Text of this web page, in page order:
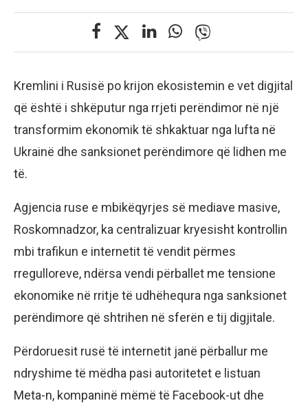
Kremlini i Rusisë po krijon ekosistemin e vet digjital
që është i shkëputur nga rrjeti perëndimor në një
transformim ekonomik të shkaktuar nga lufta në
Ukrainë dhe sanksionet perëndimore që lidhen me
të.
Agjencia ruse e mbikëqyrjes së mediave masive,
Roskomnadzor, ka centralizuar kryesisht kontrollin
mbi trafikun e internetit të vendit përmes
rregulloreve, ndërsa vendi përballet me tensione
ekonomike në rritje të udhëhequra nga sanksionet
perëndimore që shtrihen në sferën e tij digjitale.
Përdoruesit rusë të internetit janë përballur me
ndryshime të mëdha pasi autoritetet e listuan
Meta-n, kompaninë mëmë të Facebook-ut dhe